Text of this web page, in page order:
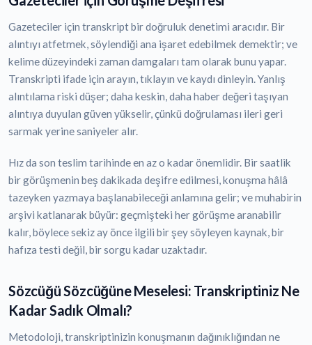
Gazeteciler için transkript bir doğruluk denetimi aracıdır. Bir
alıntıyı atfetmek, söylendiği ana işaret edebilmek demektir; ve
kelime düzeyindeki zaman damgaları tam olarak bunu yapar.
Transkripti ifade için arayın, tıklayın ve kaydı dinleyin. Yanlış
alıntılama riski düşer; daha keskin, daha haber değeri taşıyan
alıntıya duyulan güven yükselir, çünkü doğrulaması ileri geri
sarmak yerine saniyeler alır.
Hız da son teslim tarihinde en az o kadar önemlidir. Bir saatlik
bir görüşmenin beş dakikada deşifre edilmesi, konuşma hâlâ
tazeyken yazmaya başlanabileceği anlamına gelir; ve muhabirin
arşivi katlanarak büyür: geçmişteki her görüşme aranabilir
kalır, böylece sekiz ay önce ilgili bir şey söyleyen kaynak, bir
hafıza testi değil, bir sorgu kadar uzaktadır.
Sözcüğü Sözcüğüne Meselesi: Transkriptiniz Ne
Kadar Sadık Olmalı?
Metodoloji, transkriptinizin konuşmanın dağınıklığından ne